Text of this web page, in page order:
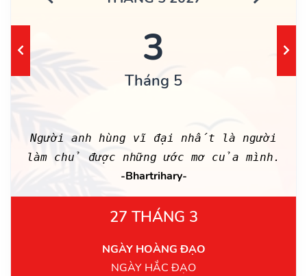
3
Tháng 5
Người anh hùng vĩ đại nhất là người
làm chủ được những ước mơ của mình.
-Bhartrihary-
27 THÁNG 3
NGÀY HOÀNG ĐẠO
NGÀY HẮC ĐẠO